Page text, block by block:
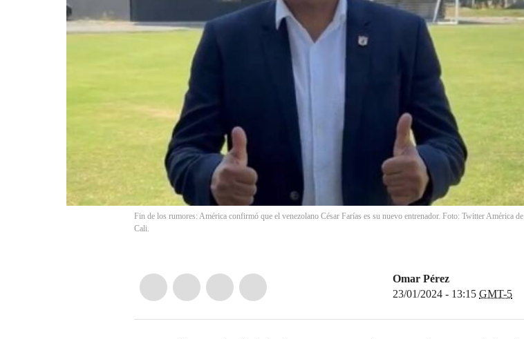
Fin de los rumores: América confirmó que el venezolano César Farías es su nuevo entrenador. Foto: Twitter América de
Cali.
Omar Pérez
23/01/2024 - 13:15 GMT-5